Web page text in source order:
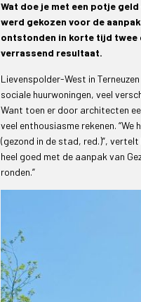
Wat doe je met een potje
werd gekozen voor de
ontstonden in korte tijd twee
verrassend resultaat.
Lievenspolder-West in
sociale huurwoningen, veel
Want toen er door architecten
veel enthousiasme rekenen.
(gezond in de stad, red.)”,
heel goed met de aanpak van
ronden.”